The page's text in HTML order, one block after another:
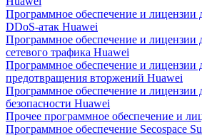
Программное обеспечение и лицензии
DDoS-атак Huawei
Программное обеспечение и лицензии
сетевого трафика Huawei
Программное обеспечение и лицензии
предотвращения вторжений Huawei
Программное обеспечение и лицензии
безопасности Huawei
Прочее программное обеспечение и
Программное обеспечение Secospace